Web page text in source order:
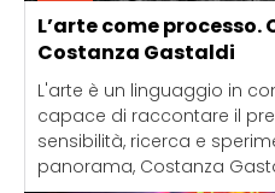
L’arte come processo.
Costanza Gastaldi
L'arte è un linguaggio in
capace di raccontare il
sensibilità, ricerca e
panorama, Costanza